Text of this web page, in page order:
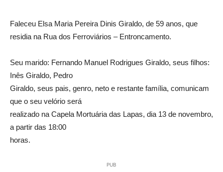
Faleceu Elsa Maria Pereira Dinis Giraldo, de 59 anos, que
residia na Rua dos Ferroviários – Entroncamento.
Seu marido: Fernando Manuel Rodrigues Giraldo, seus filhos:
Inês Giraldo, Pedro
Giraldo, seus pais, genro, neto e restante família, comunicam
que o seu velório será
realizado na Capela Mortuária das Lapas, dia 13 de novembro,
a partir das 18:00
horas.
PUB